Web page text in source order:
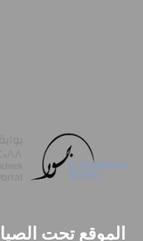
الموقع تحت